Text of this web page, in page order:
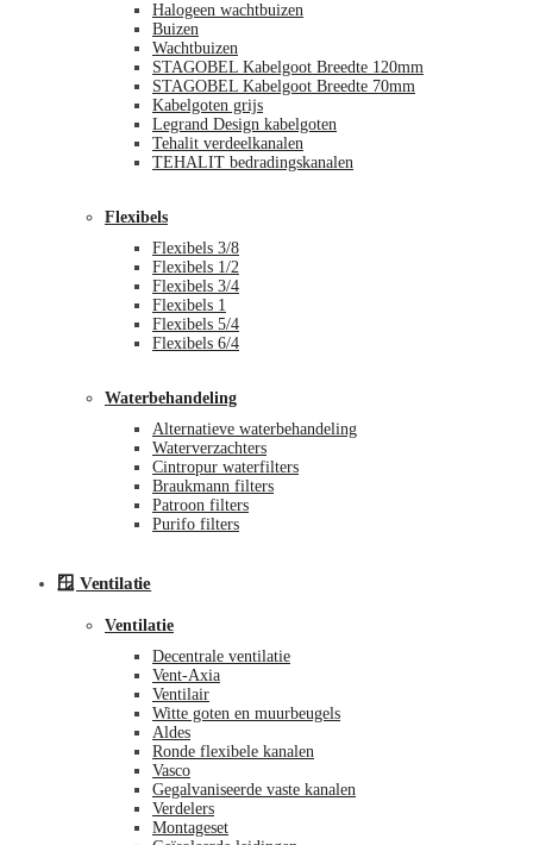
Halogeen wachtbuizen
Buizen
Wachtbuizen
STAGOBEL Kabelgoot Breedte 120mm
STAGOBEL Kabelgoot Breedte 70mm
Kabelgoten grijs
Legrand Design kabelgoten
Tehalit verdeelkanalen
TEHALIT bedradingskanalen
Flexibels
Flexibels 3/8
Flexibels 1/2
Flexibels 3/4
Flexibels 1
Flexibels 5/4
Flexibels 6/4
Waterbehandeling
Alternatieve waterbehandeling
Waterverzachters
Cintropur waterfilters
Braukmann filters
Patroon filters
Purifo filters
🪟 Ventilatie
Ventilatie
Decentrale ventilatie
Vent-Axia
Ventilair
Witte goten en muurbeugels
Aldes
Ronde flexibele kanalen
Vasco
Gegalvaniseerde vaste kanalen
Verdelers
Montageset